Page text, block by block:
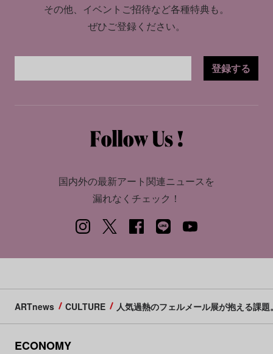
その他、イベントご招待など各種特典も。
ぜひご登録ください。
登録する
国内外の最新アート関連ニュースを
漏れなくチェック！
ARTnews CULTURE 人気過熱のフェルメール展が抱える課
ECONOMY